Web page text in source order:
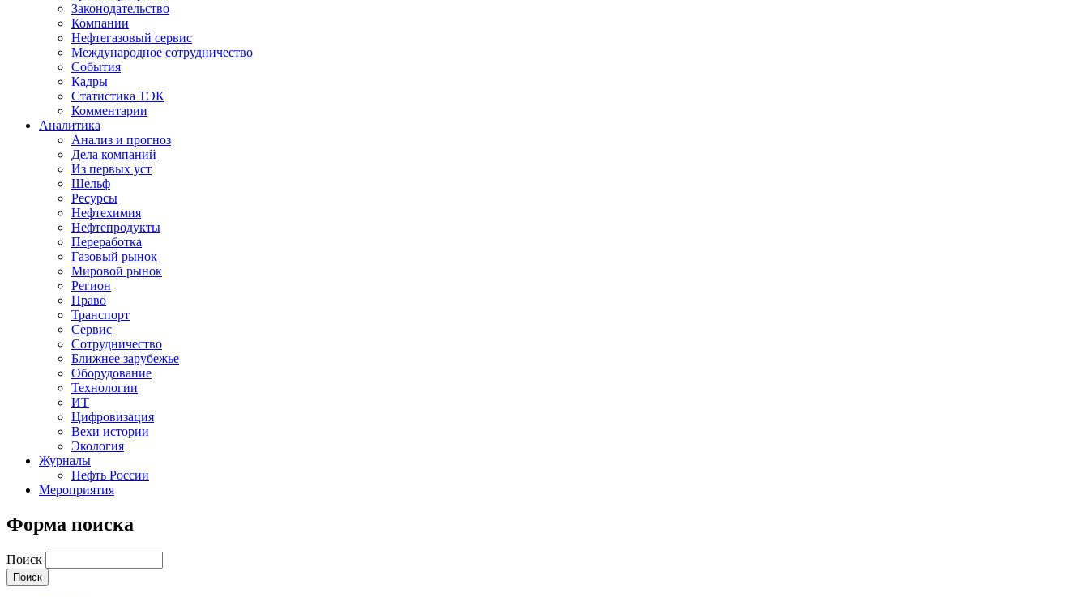
Законодательство
Компании
Нефтегазовый сервис
Международное сотрудничество
События
Кадры
Статистика ТЭК
Комментарии
Аналитика
Анализ и прогноз
Дела компаний
Из первых уст
Шельф
Ресурсы
Нефтехимия
Нефтепродукты
Переработка
Газовый рынок
Мировой рынок
Регион
Право
Транспорт
Сервис
Сотрудничество
Ближнее зарубежье
Оборудование
Технологии
ИТ
Цифровизация
Вехи истории
Экология
Журналы
Нефть России
Мероприятия
Форма поиска
Поиск